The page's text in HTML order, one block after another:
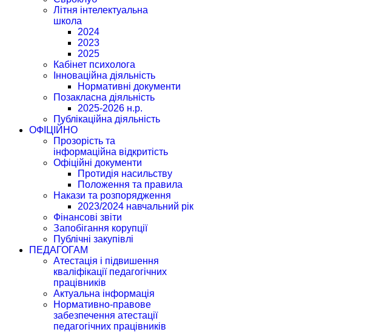
Літня інтелектуальна
школа
2024
2023
2025
Кабінет психолога
Інноваційна діяльність
Нормативні документи
Позакласна діяльність
2025-2026 н.р.
Публікаційна діяльність
ОФІЦІЙНО
Прозорість та
інформаційна відкритість
Офіційні документи
Протидія насильству
Положення та правила
Накази та розпорядження
2023/2024 навчальний рік
Фінансові звіти
Запобігання корупції
Публічні закупівлі
ПЕДАГОГАМ
Атестація і підвишення
кваліфікації педагогічних
працівників
Актуальна інформація
Нормативно-правове
забезпечення атестації
педагогічних працівників